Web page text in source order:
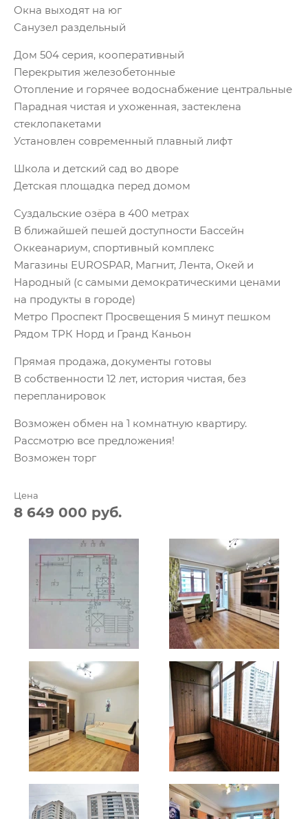
Окна выходят на юг
Санузел раздельный
Дом 504 серия, кооперативный
Перекрытия железобетонные
Отопление и горячее водоснабжение центральные
Парадная чистая и ухоженная, застеклена
стеклопакетами
Установлен современный плавный лифт
Школа и детский сад во дворе
Детская площадка перед домом
Суздальские озёра в 400 метрах
В ближайшей пешей доступности Бассейн
Оккеанариум, спортивный комплекс
Магазины EUROSРАR, Магнит, Лента, Окей и
Народный (с самыми демократическими ценами
на продукты в городе)
Метро Проспект Просвещения 5 минут пешком
Рядом ТРК Норд и Гранд Каньон
Прямая продажа, документы готовы
В собственности 12 лет, история чистая, без
перепланировок
Возможен обмен на 1 комнатную квартиру.
Рассмотрю все предложения!
Возможен торг
Цена
8 649 000 руб.